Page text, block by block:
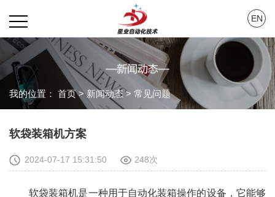
EN
我的位置： 首页>新闻动态 > 常见问题
软袋装箱机方案
2024-07-17 15:31:50 248次
软袋装箱机是一种用于自动化装箱操作的设备，它能够